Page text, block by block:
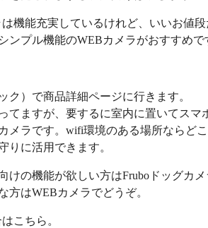
機能充実しているけれど、いいお値段
ンプル機能のWEBカメラがおすすめで
ク）で商品詳細ページに行きます。
てますが、要するに室内に置いてスマ
メラです。wifi環境のある場所ならど
りに活用できます。
けの機能が欲しい方はFruboドッグカ
方はWEBカメラでどうぞ。
こちら。